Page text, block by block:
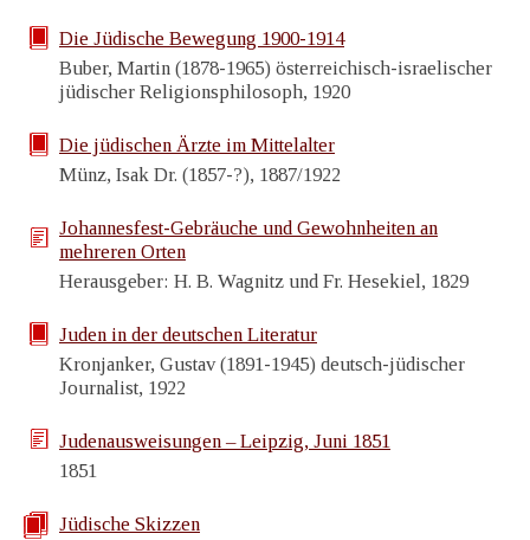
Die Jüdische Bewegung 1900-1914
Buber, Martin (1878-1965) österreichisch-israelischer
jüdischer Religionsphilosoph, 1920
Die jüdischen Ärzte im Mittelalter
Münz, Isak Dr. (1857-?), 1887/1922
Johannesfest-Gebräuche und Gewohnheiten an
mehreren Orten
Herausgeber: H. B. Wagnitz und Fr. Hesekiel, 1829
Juden in der deutschen Literatur
Kronjanker, Gustav (1891-1945) deutsch-jüdischer
Journalist, 1922
Judenausweisungen – Leipzig, Juni 1851
1851
Jüdische Skizzen